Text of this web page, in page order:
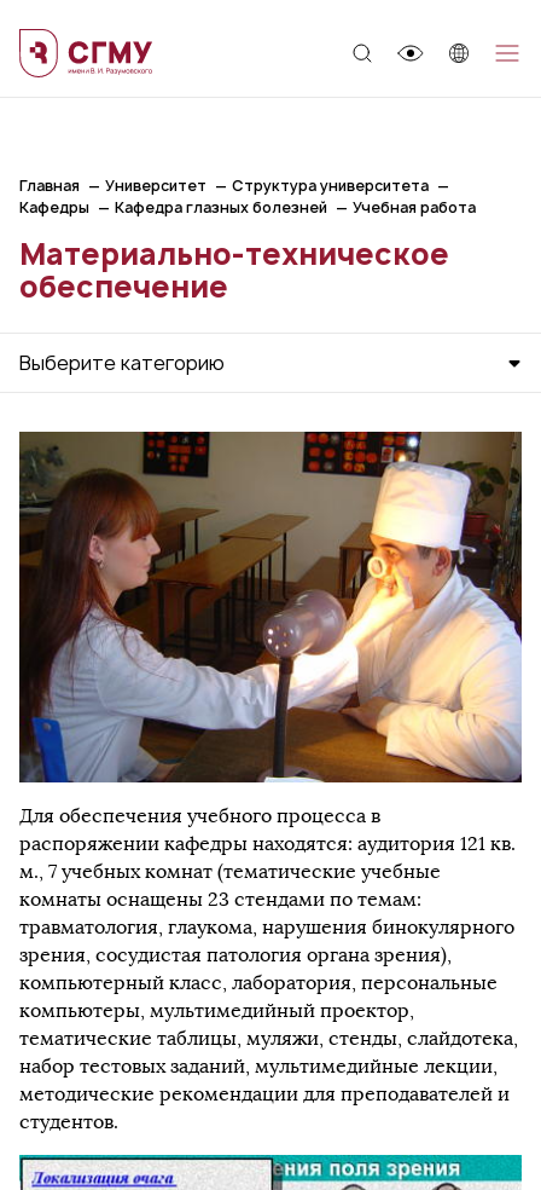
Главная Университет
Структура университета
Кафедры
Кафедра глазных болезней Учебная работа
Материально-техническое
обеспечение
Выберите категорию
Для обеспечения учебного процесса в
распоряжении кафедры находятся: аудитория 121 кв.
м., 7 учебных комнат (тематические учебные
комнаты оснащены 23 стендами по темам:
травматология, глаукома, нарушения бинокулярного
зрения, сосудистая патология органа зрения),
компьютерный класс, лаборатория, персональные
компьютеры, мультимедийный проектор,
тематические таблицы, муляжи, стенды, слайдотека,
набор тестовых заданий, мультимедийные лекции,
методические рекомендации для преподавателей и
студентов.